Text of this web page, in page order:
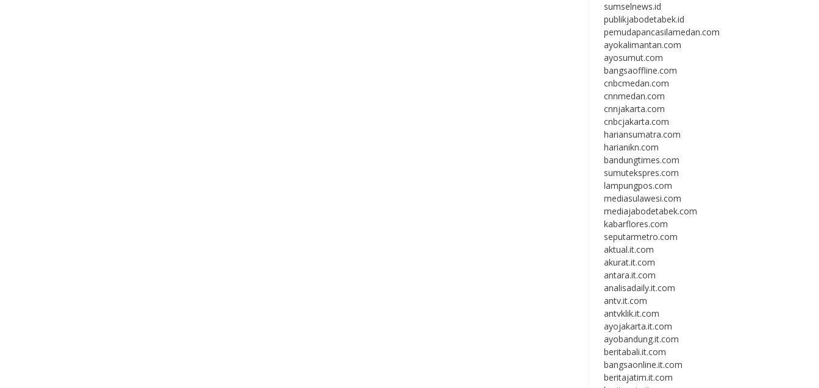
sumselnews.id
publikjabodetabek.id
pemudapancasilamedan.com
ayokalimantan.com
ayosumut.com
bangsaoffline.com
cnbcmedan.com
cnnmedan.com
cnnjakarta.com
cnbcjakarta.com
hariansumatra.com
harianikn.com
bandungtimes.com
sumutekspres.com
lampungpos.com
mediasulawesi.com
mediajabodetabek.com
kabarflores.com
seputarmetro.com
aktual.it.com
akurat.it.com
antara.it.com
analisadaily.it.com
antv.it.com
antvklik.it.com
ayojakarta.it.com
ayobandung.it.com
beritabali.it.com
bangsaonline.it.com
beritajatim.it.com